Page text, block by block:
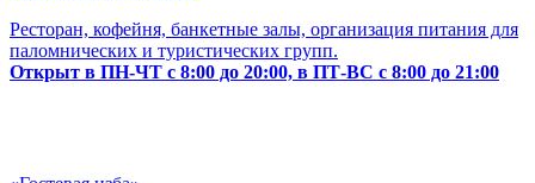
Ресторан, кофейня, банкетные залы, организация питания для
паломнических и туристических групп.
Открыт в ПН-ЧТ с 8:00 до 20:00, в ПТ-ВС с 8:00 до 21:00